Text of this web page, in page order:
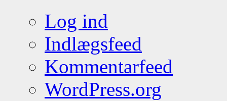
Log ind
Indlægsfeed
Kommentarfeed
WordPress.org